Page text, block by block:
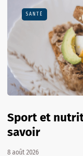
SANTÉ
Sport et
savoir
8 août 2026